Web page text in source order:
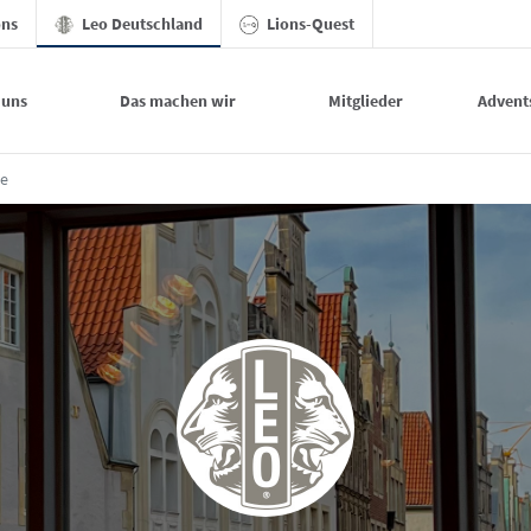
Leo Deutschland Lions-Quest
Das machen wir Mitglieder